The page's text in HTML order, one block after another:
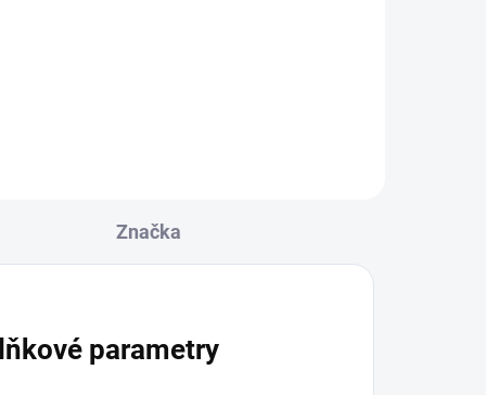
Značka
parametry